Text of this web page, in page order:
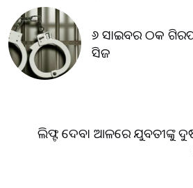
୬ ସାଇବର ଠକ
ସିଜ
ଲିଫ୍ଟ ଦେବା ଆଳରେ ଯୁବତୀଙ୍କୁ